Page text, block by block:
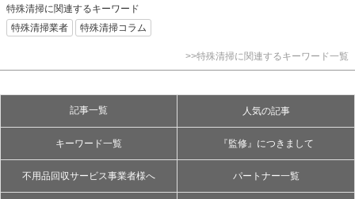
特殊清掃に関連するキーワード
特殊清掃業者
特殊清掃コラム
>>特殊清掃に関連するキーワード一覧
記事一覧 人気の記事
キーワード一覧 『監修』につきまして
不用品回収サービス事業者様へ パートナー一覧